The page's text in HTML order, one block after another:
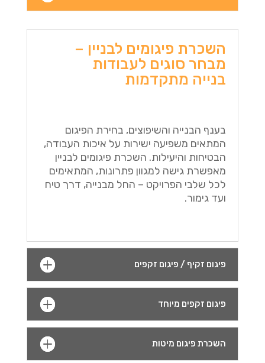
השכרת פיגומים לבניין –
מבחר סוגים לעבודות
בנייה מתקדמות
בענף הבנייה והשיפוצים, בחירת הפיגום
המתאים משפיעה ישירות על איכות העבודה,
הבטיחות והיעילות. השכרת פיגומים לבניין
מאפשרת גישה למגוון פתרונות, המתאימים
לכל שלבי הפרויקט – החל מבנייה, דרך טיח
ועד גימור.
פיגום זקיף / פיגום זקפים
פיגום זקפים מיוחד
השכרת פיגום מיטות